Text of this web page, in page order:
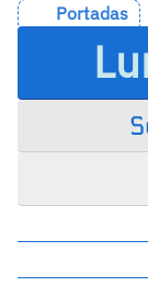
Portadas